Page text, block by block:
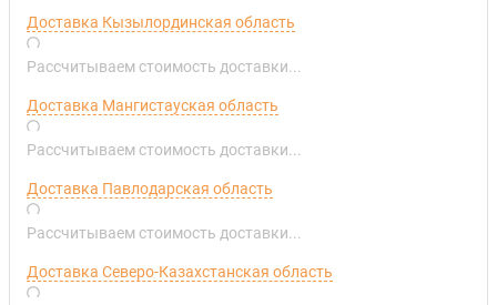
Доставка Кызылординская область
Рассчитываем стоимость доставки...
Доставка Мангистауская область
Рассчитываем стоимость доставки...
Доставка Павлодарская область
Рассчитываем стоимость доставки...
Доставка Северо-Казахстанская область